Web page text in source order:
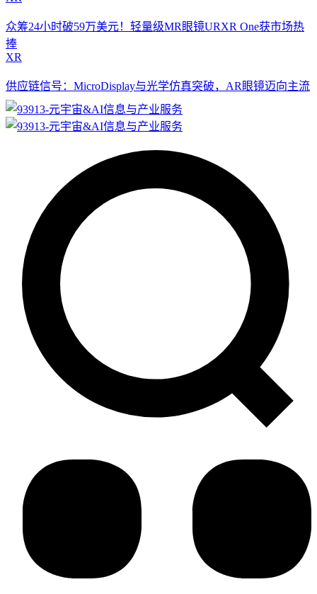
众筹24小时破59万美元！轻量级MR眼镜URXR One获市场热
捧
XR
供应链信号：MicroDisplay与光学仿真突破，AR眼镜迈向主流